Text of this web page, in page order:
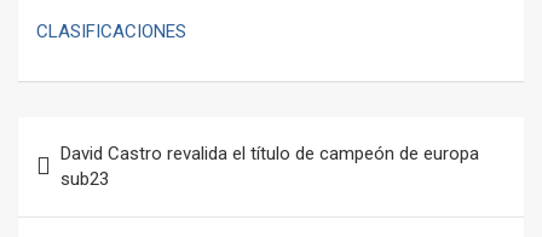
CLASIFICACIONES
de
entradas
David Castro revalida el título de campeón de europa
sub23